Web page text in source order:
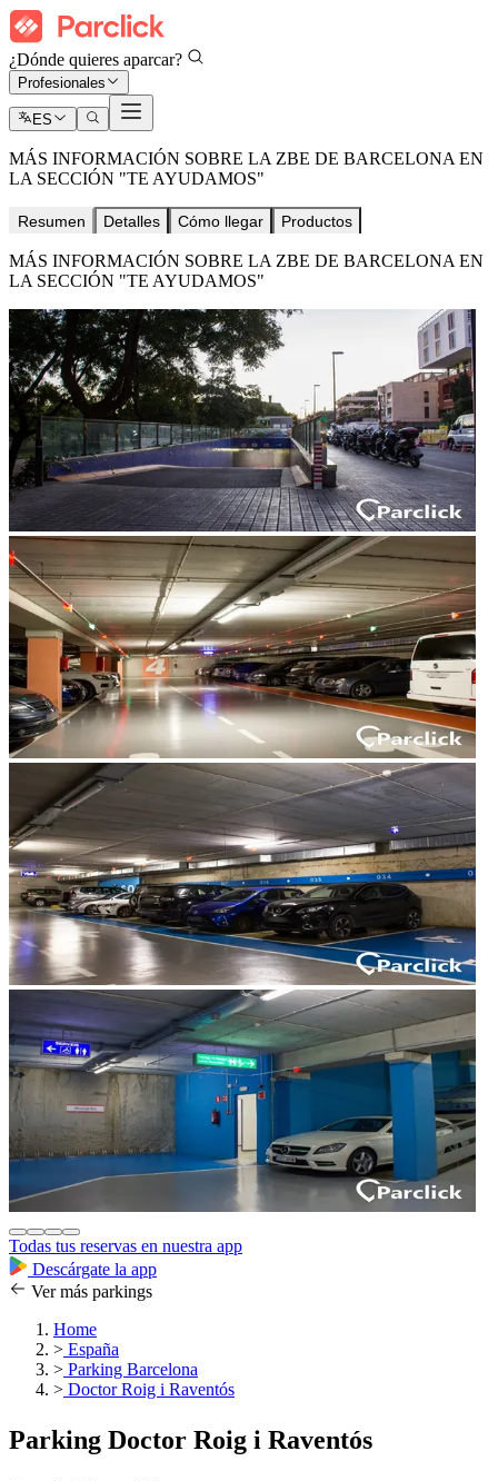
¿Dónde quieres aparcar?
Profesionales
ES
MÁS INFORMACIÓN SOBRE LA ZBE DE BARCELONA EN
LA SECCIÓN "TE AYUDAMOS"
Resumen Detalles Cómo llegar Productos
MÁS INFORMACIÓN SOBRE LA ZBE DE BARCELONA EN
LA SECCIÓN "TE AYUDAMOS"
Todas tus reservas en nuestra app
Descárgate la app
Ver más parkings
Home
> España
> Parking Barcelona
> Doctor Roig i Raventós
Parking Doctor Roig i Raventós